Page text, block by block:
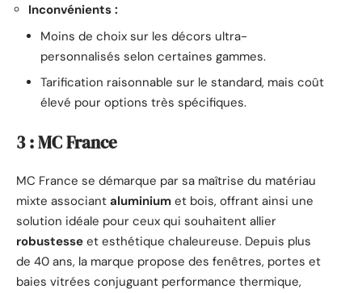
Inconvénients :
Moins de choix sur les décors ultra-
personnalisés selon certaines gammes.
Tarification raisonnable sur le standard, mais coût
élevé pour options très spécifiques.
3 : MC France
MC France se démarque par sa maîtrise du matériau
mixte associant aluminium et bois, offrant ainsi une
solution idéale pour ceux qui souhaitent allier
robustesse et esthétique chaleureuse. Depuis plus
de 40 ans, la marque propose des fenêtres, portes et
baies vitrées conjuguant performance thermique,